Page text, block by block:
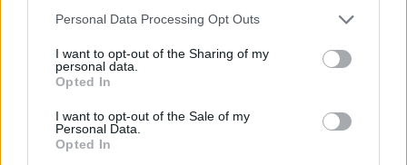
Please note that this website/app uses one or more Google
not limited to your visit or usage behaviour. You may click to
grant or deny consent to Google and its third-party tags to
use your data for below specified purposes in below Google
consent section.
Personal Data Processing Opt Outs
I want to opt-out of the Sharing of my
personal data.
Opted In
I want to opt-out of the Sale of my
Personal Data.
Opted In
szoftvercég felmérése szerint a virtuális asszisztenssel
Ez az év a rejtett munkaerő éve
Az új év küszöbén a legégetőbb tehetséggondozási
kérdéseket tárták fel neves HR-szakemberek.
46 Mire fog összpontosítani a HR?